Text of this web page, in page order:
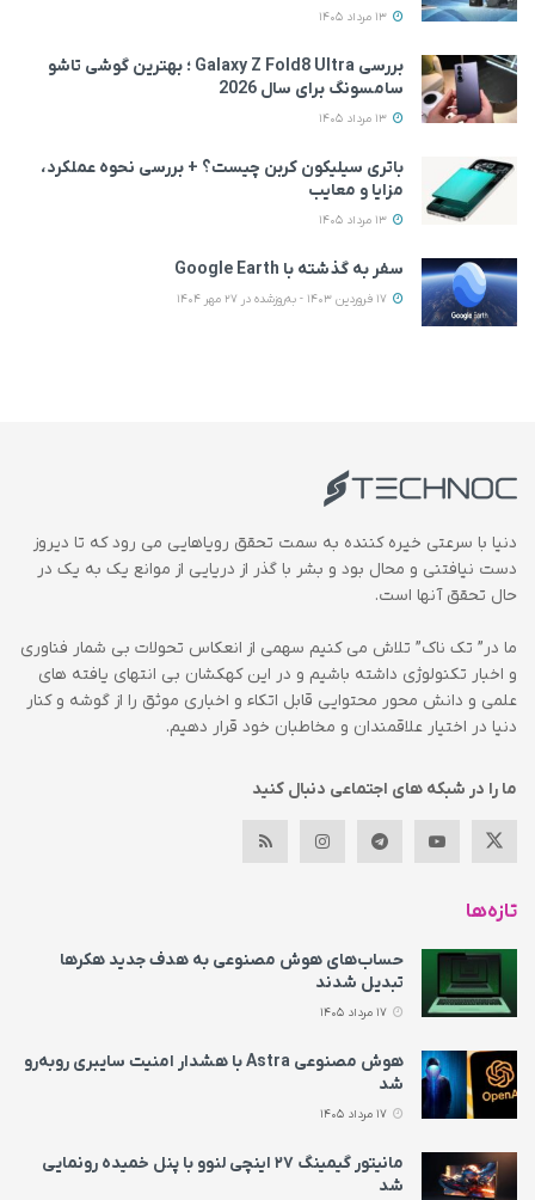
بررسی Galaxy Z Fold8 Ultra ؛ بهترین گوشی تاشو
سامسونگ برای سال 2026
باتری سیلیکون کربن چیست؟ + بررسی نحوه عملکرد،
مزایا و معایب
سفر به گذشته با Google Earth
دنیا با سرعتی خیره کننده به سمت تحقق رویاهایی می رود که تا دیروز
دست نیافتنی و محال بود و بشر با گذر از دریایی از موانع یک به یک در
حال تحقق آنها است.
ما در” تک ناک” تلاش می کنیم سهمی از انعکاس تحولات بی شمار فناوری
و اخبار تکنولوژی داشته باشیم و در این کهکشان بی انتهای یافته های
علمی و دانش محور محتوایی قابل اتکاء و اخباری موثق را از گوشه و کنار
دنیا در اختیار علاقمندان و مخاطبان خود قرار دهیم.
ما را در شبکه های اجتماعی دنبال کنید
تازه‌ها
حساب‌های هوش مصنوعی به هدف جدید هکرها
تبدیل شدند
هوش مصنوعی Astra با هشدار امنیت سایبری روبه‌رو
شد
مانیتور گیمینگ ۲۷ اینچی لنوو با پنل خمیده رونمایی
شد